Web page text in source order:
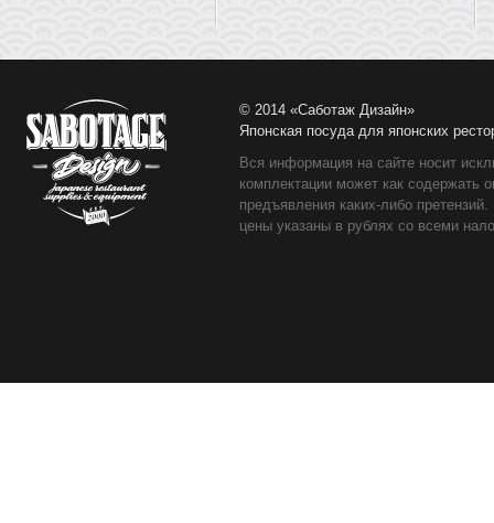
© 2014 «Саботаж Дизайн»
Японская посуда для японских
Вся информация на сайте носит
комплектации может как содержать
предъявления каких-либо
цены указаны в рублях со всеми